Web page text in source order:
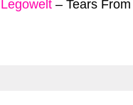
Legowelt – Tears